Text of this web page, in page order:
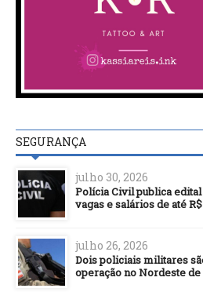
SEGURANÇA
julho 30, 2026
Polícia Civil publica
vagas e salários de até
julho 26, 2026
Dois policiais militares
operação no Nordeste